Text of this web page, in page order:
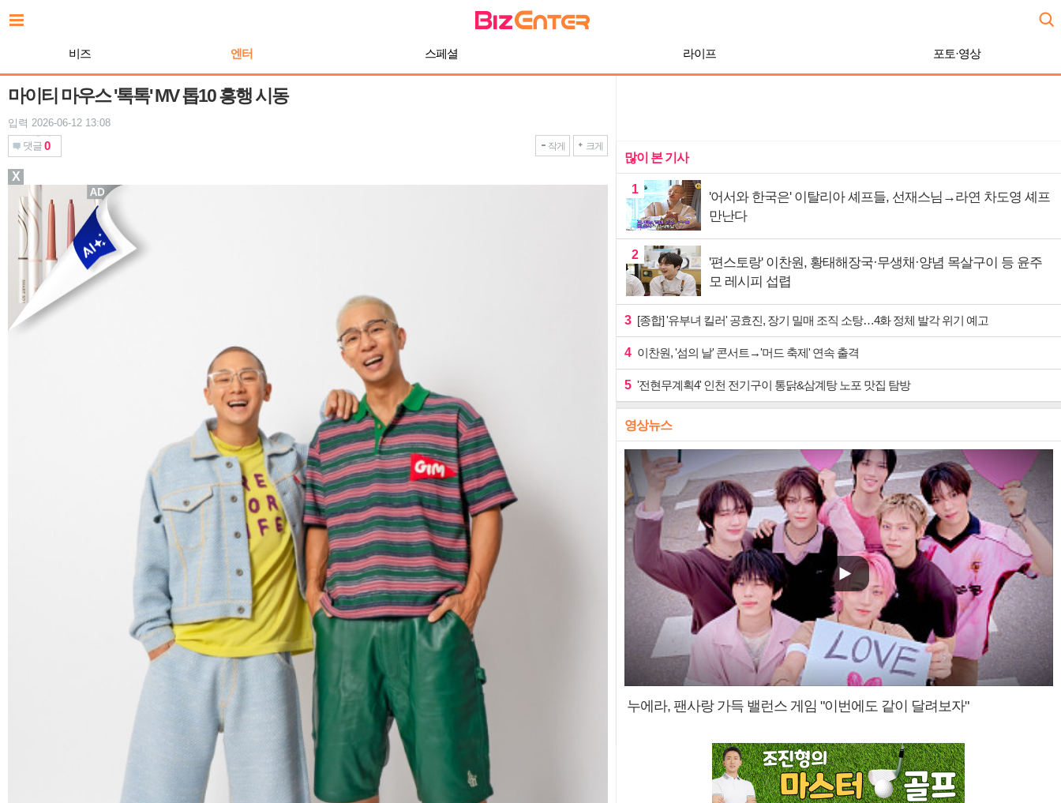
문
비즈 엔터 스페셜 라이프 포토·영상
마이티 마우스 '톡톡' MV 톱10 흥행 시동
입력 2026-06-12 13:08
댓글 0 작게 크게
많이 본 기사
1
'어서와 한국은' 이탈리아 셰프들, 선재스님→라연 차도영 셰프
만난다
2
'편스토랑' 이찬원, 황태해장국·무생채·양념 목살구이 등 윤주
모 레시피 섭렵
3 [종합] '유부녀 킬러' 공효진, 장기 밀매 조직 소탕…4화 정체 발각 위기 예고
4 이찬원, '섬의 날' 콘서트→'머드 축제' 연속 출격
5 '전현무계획4' 인천 전기구이 통닭&삼계탕 노포 맛집 탐방
영상뉴스
누에라, 팬사랑 가득 밸런스 게임 "이번에도 같이 달려보자"
X